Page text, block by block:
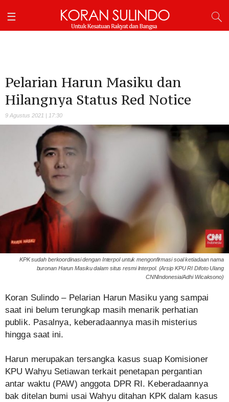
Pelarian Harun Masiku dan
Hilangnya Status Red Notice
9 Agustus 2021 | 17:30
KPK sudah berkoordinasi dengan Interpol untuk mengonfirmasi soal ketiadaan nama
buronan Harun Masiku dalam situs resmi Interpol. (Arsip KPU RI Difoto Ulang
CNNIndonesia/Adhi Wicaksono)
Koran Sulindo – Pelarian Harun Masiku yang sampai
saat ini belum terungkap masih menarik perhatian
publik. Pasalnya, keberadaannya masih misterius
hingga saat ini.
Harun merupakan tersangka kasus suap Komisioner
KPU Wahyu Setiawan terkait penetapan pergantian
antar waktu (PAW) anggota DPR RI. Keberadaannya
bak ditelan bumi usai Wahyu ditahan KPK dalam kasus